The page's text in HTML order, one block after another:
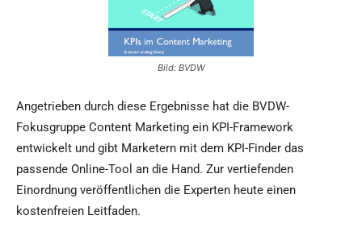
Bild: BVDW
Angetrieben durch diese Ergebnisse hat die BVDW-
Fokusgruppe Content Marketing ein KPI-Framework
entwickelt und gibt Marketern mit dem KPI-Finder das
passende Online-Tool an die Hand. Zur vertiefenden
Einordnung veröffentlichen die Experten heute einen
kostenfreien Leitfaden.